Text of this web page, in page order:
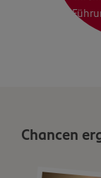
Chancen